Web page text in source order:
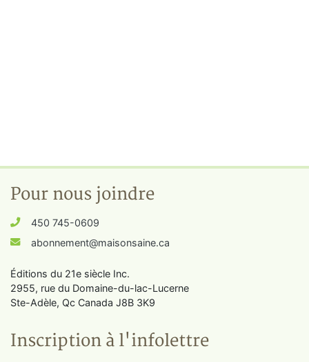
Pour nous joindre
450 745-0609
abonnement@maisonsaine.ca
Éditions du 21e siècle Inc.
2955, rue du Domaine-du-lac-Lucerne
Ste-Adèle, Qc Canada J8B 3K9
Inscription à l'infolettre